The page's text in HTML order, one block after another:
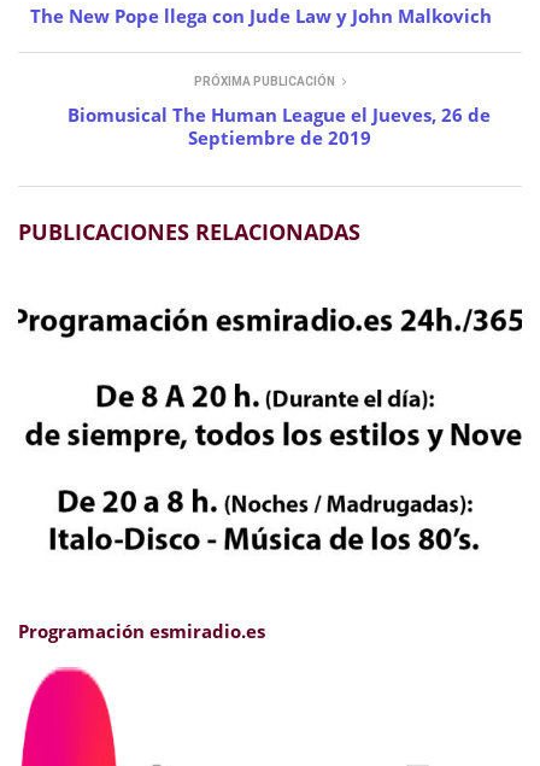
The New Pope llega con Jude Law y John Malkovich
PRÓXIMA PUBLICACIÓN
Biomusical The Human League el Jueves, 26 de
Septiembre de 2019
PUBLICACIONES RELACIONADAS
Programación esmiradio.es